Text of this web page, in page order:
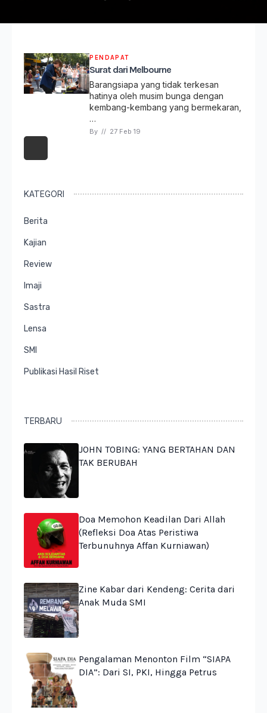
PENDAPAT
Surat dari Melbourne
Barangsiapa yang tidak terkesan
hatinya oleh musim bunga dengan
kembang-kembang yang bermekaran,
…
By // 27 Feb 19
KATEGORI
Berita
Kajian
Review
Imaji
Sastra
Lensa
SMI
Publikasi Hasil Riset
TERBARU
JOHN TOBING: YANG BERTAHAN DAN
TAK BERUBAH
Doa Memohon Keadilan Dari Allah
(Refleksi Doa Atas Peristiwa
Terbunuhnya Affan Kurniawan)
Zine Kabar dari Kendeng: Cerita dari
Anak Muda SMI
Pengalaman Menonton Film “SIAPA
DIA”: Dari SI, PKI, Hingga Petrus